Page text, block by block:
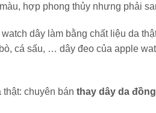
hợp phong thủy nhưng phải
dây làm bằng chất liệu da
cá sấu, … dây đeo của apple
thật: chuyên bán thay dây da